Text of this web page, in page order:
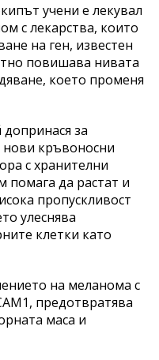
учени е лекувал
с лекарства, които
на ген, известен
повишава нивата
което променя
допринася за
нови кръвоносни
с хранителни
помага да растат и
пропускливост
улеснява
клетки като
на меланома с
предотвратява
маса и